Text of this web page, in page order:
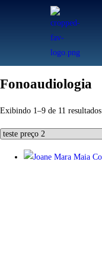
Fonoaudiologia
Exibindo 1–9 de 11 resultados